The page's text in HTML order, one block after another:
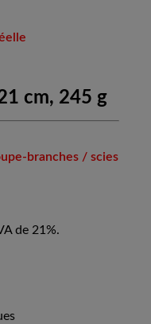
cm, 245 g
branches / scies
de 21%.